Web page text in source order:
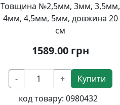
Товщина №2,5мм, 3мм, 3,5мм,
4мм, 4,5мм, 5мм, довжина 20
см
1589.00грн
- +
Купити
код товару: 0980432